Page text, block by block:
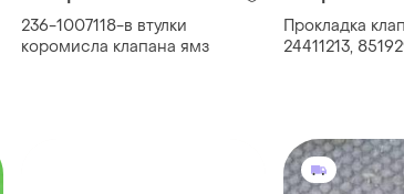
236-1007118-в втулки
коромисла клапана ямз
Прокладка
24411213,